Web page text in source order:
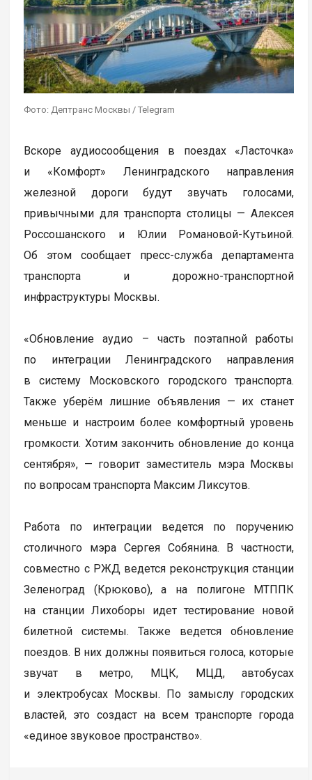
Фото: Дептранс Москвы / Telegram
Вскоре аудиосообщения в поездах «Ласточка»
и «Комфорт» Ленинградского направления
железной дороги будут звучать голосами,
привычными для транспорта столицы — Алексея
Россошанского и Юлии Романовой-Кутьиной.
Об этом сообщает пресс-служба департамента
транспорта и дорожно-транспортной
инфраструктуры Москвы.
«Обновление аудио – часть поэтапной работы
по интеграции Ленинградского направления
в систему Московского городского транспорта.
Также уберём лишние объявления — их станет
меньше и настроим более комфортный уровень
громкости. Хотим закончить обновление до конца
сентября», — говорит заместитель мэра Москвы
по вопросам транспорта Максим Ликсутов.
Работа по интеграции ведется по поручению
столичного мэра Сергея Собянина. В частности,
совместно с РЖД ведется реконструкция станции
Зеленоград (Крюково), а на полигоне МТППК
на станции Лихоборы идет тестирование новой
билетной системы. Также ведется обновление
поездов. В них должны появиться голоса, которые
звучат в метро, МЦК, МЦД, автобусах
и электробусах Москвы. По замыслу городских
властей, это создаст на всем транспорте города
«единое звуковое пространство».